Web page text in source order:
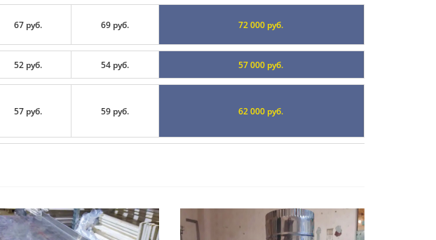
67 руб. 69 руб. 72 000 руб.
52 руб. 54 руб. 57 000 руб.
57 руб. 59 руб. 62 000 руб.